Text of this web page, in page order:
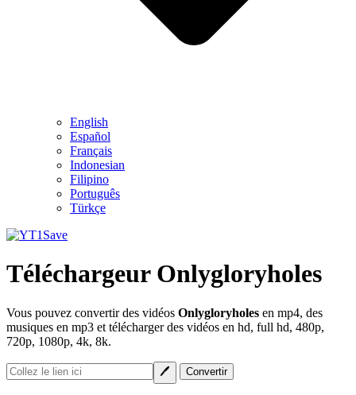
English
Español
Français
Indonesian
Filipino
Português
Türkçe
Téléchargeur Onlygloryholes
Vous pouvez convertir des vidéos Onlygloryholes en mp4, des
musiques en mp3 et télécharger des vidéos en hd, full hd, 480p,
720p, 1080p, 4k, 8k.